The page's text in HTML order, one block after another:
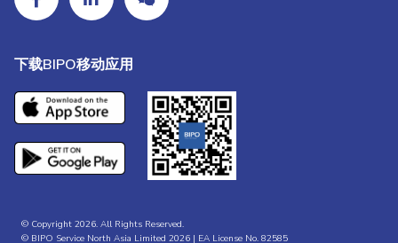
下载BIPO移动应用
© Copyright 2026. All Rights Reserved.
© BIPO Service North Asia Limited 2026 | EA License No. 82585